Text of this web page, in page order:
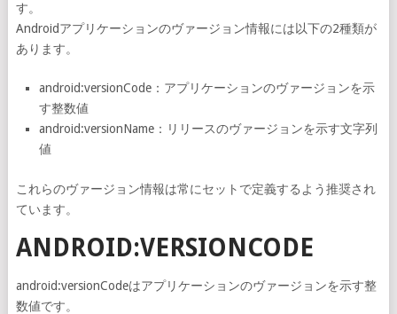
す。
Androidアプリケーションのヴァージョン情報には以下の2種類が
あります。
android:versionCode：アプリケーションのヴァージョンを示
す整数値
android:versionName：リリースのヴァージョンを示す文字列
値
これらのヴァージョン情報は常にセットで定義するよう推奨され
ています。
ANDROID:VERSIONCODE
android:versionCodeはアプリケーションのヴァージョンを示す整
数値です。